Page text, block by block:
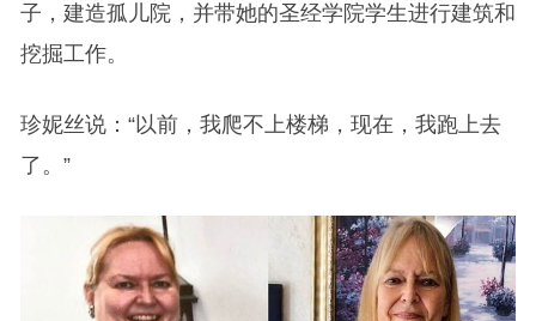
子，建造孤儿院，并带她的圣经学院学生进行建筑和
挖掘工作。
珍妮丝说：“以前，我爬不上楼梯，现在，我跑上去
了。”